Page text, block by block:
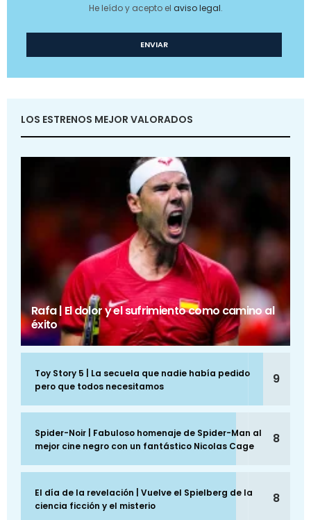
He leído y acepto el aviso legal.
LOS ESTRENOS MEJOR VALORADOS
Rafa | El dolor y el sufrimiento como camino al
éxito
Toy Story 5 | La secuela que nadie había pedido
pero que todos necesitamos
9
Spider-Noir | Fabuloso homenaje de Spider-Man al
mejor cine negro con un fantástico Nicolas Cage
8
El día de la revelación | Vuelve el Spielberg de la
ciencia ficción y el misterio
8